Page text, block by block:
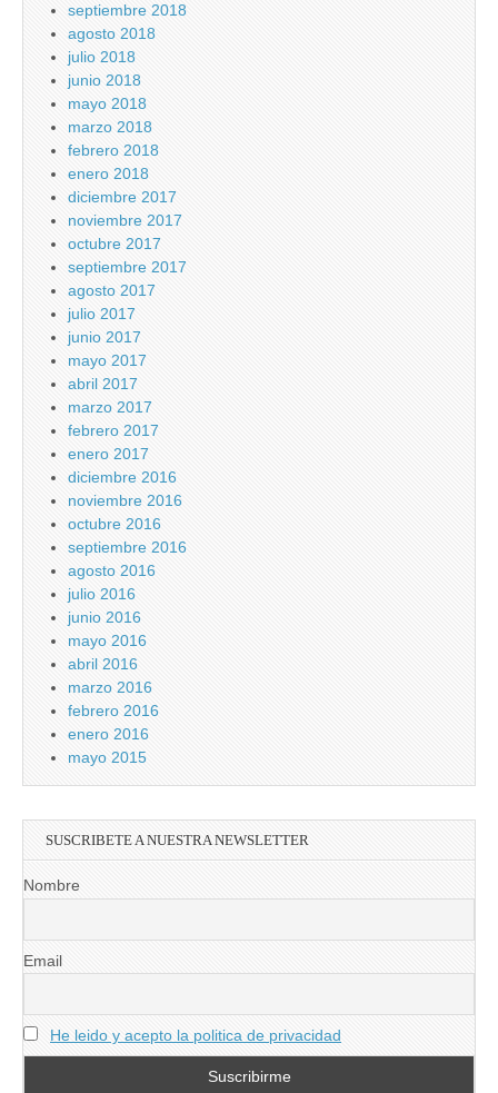
septiembre 2018
agosto 2018
julio 2018
junio 2018
mayo 2018
marzo 2018
febrero 2018
enero 2018
diciembre 2017
noviembre 2017
octubre 2017
septiembre 2017
agosto 2017
julio 2017
junio 2017
mayo 2017
abril 2017
marzo 2017
febrero 2017
enero 2017
diciembre 2016
noviembre 2016
octubre 2016
septiembre 2016
agosto 2016
julio 2016
junio 2016
mayo 2016
abril 2016
marzo 2016
febrero 2016
enero 2016
mayo 2015
SUSCRIBETE A NUESTRA NEWSLETTER
Nombre
Email
He leido y acepto la politica de privacidad